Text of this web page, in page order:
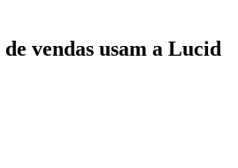
de vendas usam a Lucid